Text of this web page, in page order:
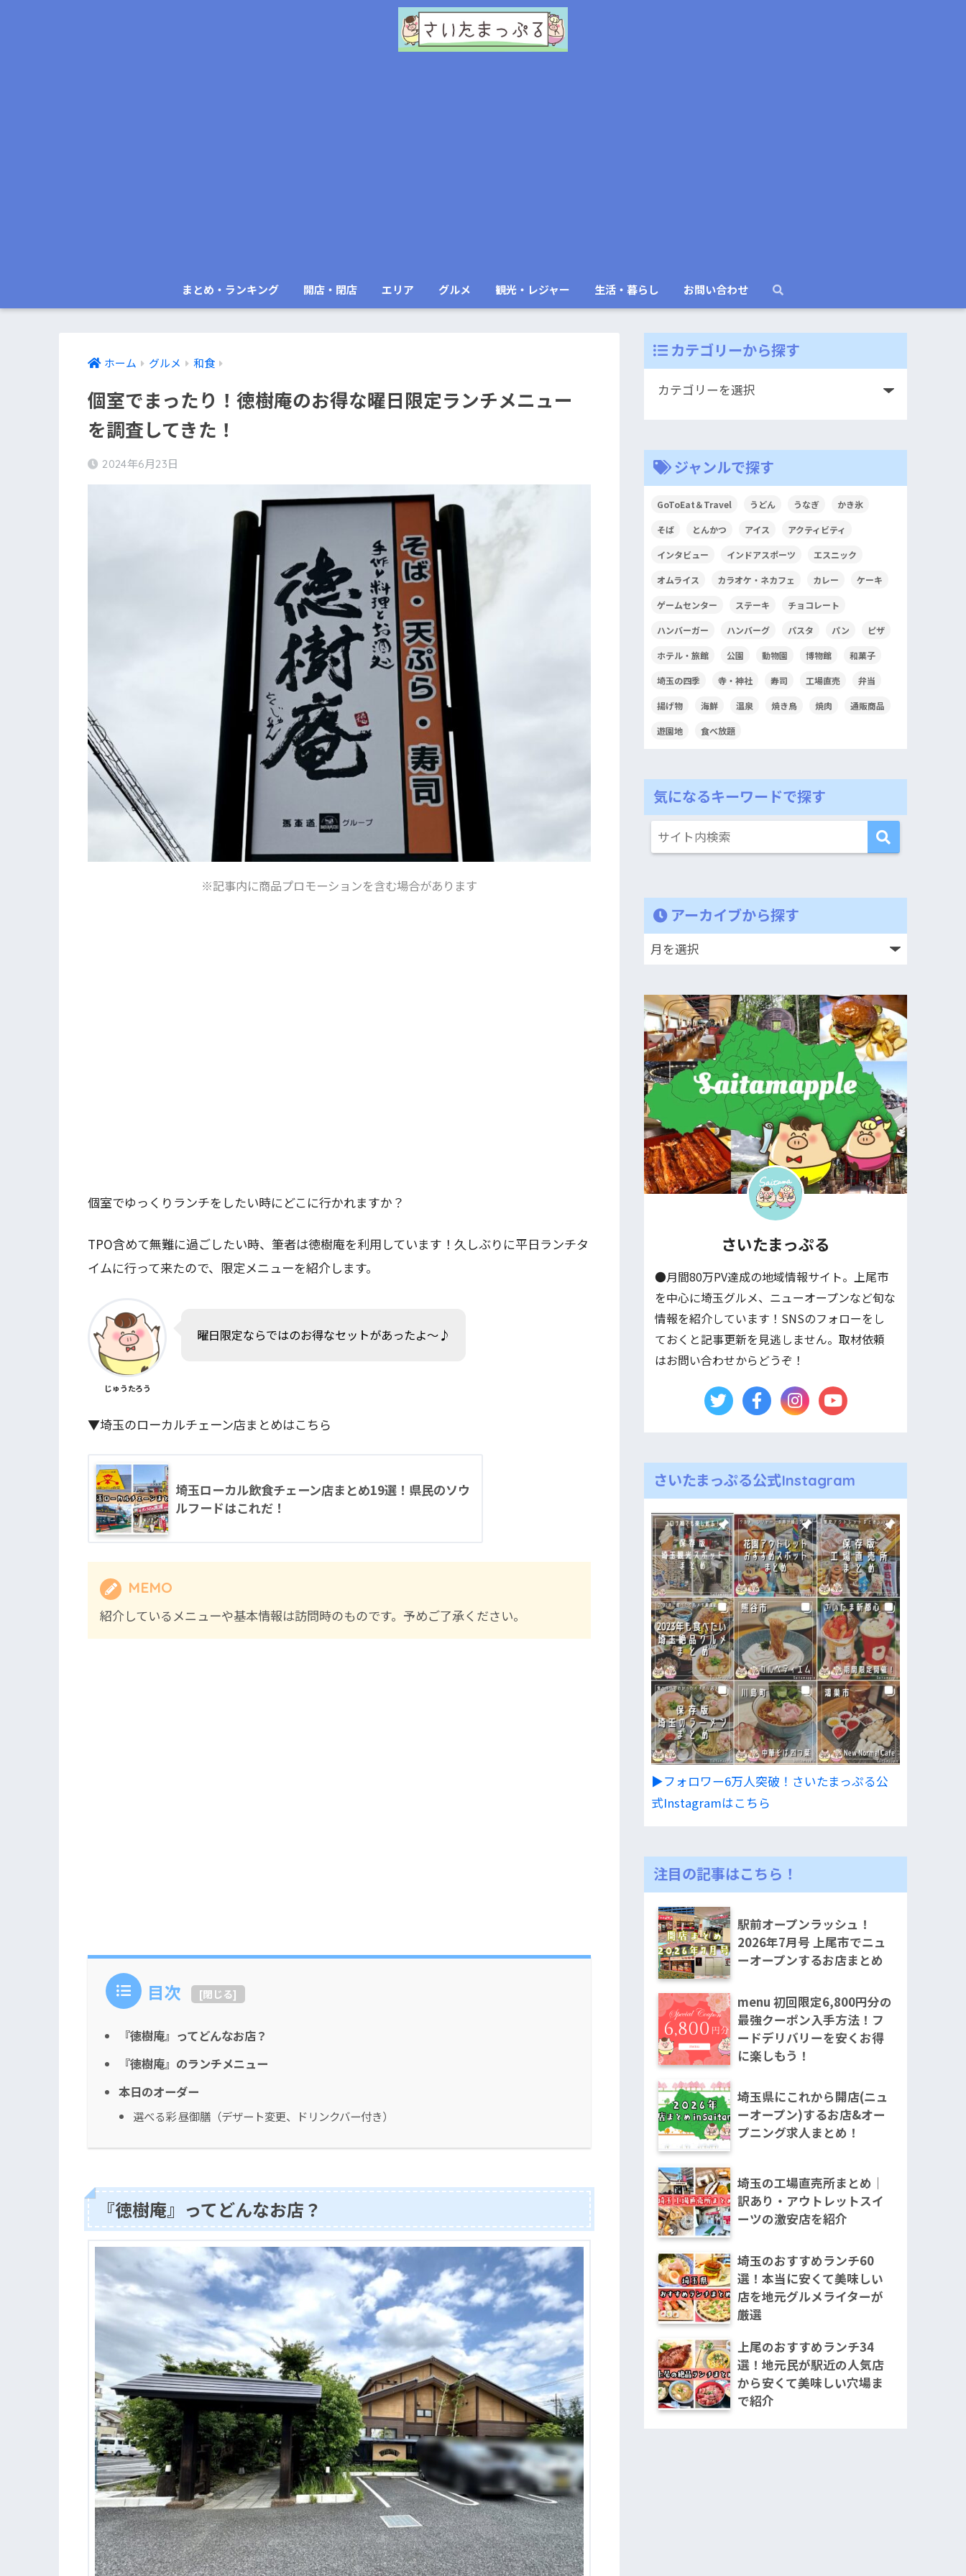
まとめ・ランキング 開店・閉店 エリア グルメ 観光・レジャー 生活・暮らし お問い合わせ
ホーム グルメ 和食
個室でまったり！徳樹庵のお得な曜日限定ランチメニュー
を調査してきた！
2024年6月23日
※記事内に商品プロモーションを含む場合があります
個室でゆっくりランチをしたい時にどこに行かれますか？
TPO含めて無難に過ごしたい時、筆者は徳樹庵を利用しています！久しぶりに平日ランチタ
イムに行って来たので、限定メニューを紹介します。
じゅうたろう
曜日限定ならではのお得なセットがあったよ〜♪
▼埼玉のローカルチェーン店まとめはこちら
埼玉ローカル飲食チェーン店まとめ19選！県民のソウ
ルフードはこれだ！
MEMO
紹介しているメニューや基本情報は訪問時のものです。予めご了承ください。
目次 [閉じる]
『徳樹庵』ってどんなお店？
『徳樹庵』のランチメニュー
本日のオーダー
選べる彩 昼御膳（デザート変更、ドリンクバー付き）
『徳樹庵』ってどんなお店？
カテゴリーから探す
ジャンルで探す
GoToEat＆Travel うどん うなぎ かき氷
そば とんかつ アイス アクティビティ
インタビュー インドアスポーツ エスニック
オムライス カラオケ・ネカフェ カレー ケーキ
ゲームセンター ステーキ チョコレート
ハンバーガー ハンバーグ パスタ パン ピザ
ホテル・旅館 公園 動物園 博物館 和菓子
埼玉の四季 寺・神社 寿司 工場直売 弁当
揚げ物 海鮮 温泉 焼き鳥 焼肉 通販商品
遊園地 食べ放題
気になるキーワードで探す
アーカイブから探す
さいたまっぷる
●月間80万PV達成の地域情報サイト。上尾市
を中心に埼玉グルメ、ニューオープンなど旬な
情報を紹介しています！SNSのフォローをし
ておくと記事更新を見逃しません。取材依頼
はお問い合わせからどうぞ！
さいたまっぷる公式Instagram
▶︎フォロワー6万人突破！さいたまっぷる公
式Instagramはこちら
注目の記事はこちら！
駅前オープンラッシュ！
2026年7月号 上尾市でニュ
ーオープンするお店まとめ
menu 初回限定6,800円分の
最強クーポン入手方法！フ
ードデリバリーを安くお得
に楽しもう！
埼玉県にこれから開店(ニュ
ーオープン)するお店&オー
プニング求人まとめ！
埼玉の工場直売所まとめ｜
訳あり・アウトレットスイ
ーツの激安店を紹介
埼玉のおすすめランチ60
選！本当に安くて美味しい
店を地元グルメライターが
厳選
上尾のおすすめランチ34
選！地元民が駅近の人気店
から安くて美味しい穴場ま
で紹介